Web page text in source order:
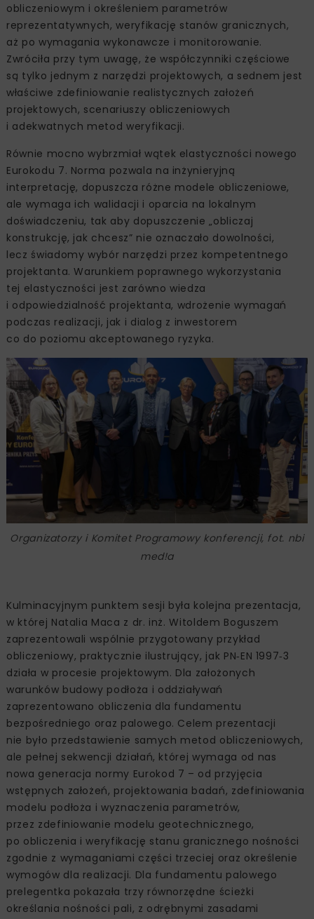
obliczeniowym i określeniem parametrów
reprezentatywnych, weryfikację stanów granicznych,
aż po wymagania wykonawcze i monitorowanie.
Zwróciła przy tym uwagę, że współczynniki częściowe
są tylko jednym z narzędzi projektowych, a sednem jest
właściwe zdefiniowanie realistycznych założeń
projektowych, scenariuszy obliczeniowych
i adekwatnych metod weryfikacji.
Równie mocno wybrzmiał wątek elastyczności nowego
Eurokodu 7. Norma pozwala na inżynieryjną
interpretację, dopuszcza różne modele obliczeniowe,
ale wymaga ich walidacji i oparcia na lokalnym
doświadczeniu, tak aby dopuszczenie „obliczaj
konstrukcję, jak chcesz” nie oznaczało dowolności,
lecz świadomy wybór narzędzi przez kompetentnego
projektanta. Warunkiem poprawnego wykorzystania
tej elastyczności jest zarówno wiedza
i odpowiedzialność projektanta, wdrożenie wymagań
podczas realizacji, jak i dialog z inwestorem
co do poziomu akceptowanego ryzyka.
Organizatorzy i Komitet Programowy konferencji, fot. nbi
med!a
Kulminacyjnym punktem sesji była kolejna prezentacja,
w której Natalia Maca z dr. inż. Witoldem Boguszem
zaprezentowali wspólnie przygotowany przykład
obliczeniowy, praktycznie ilustrujący, jak PN‑EN 1997‑3
działa w procesie projektowym. Dla założonych
warunków budowy podłoża i oddziaływań
zaprezentowano obliczenia dla fundamentu
bezpośredniego oraz palowego. Celem prezentacji
nie było przedstawienie samych metod obliczeniowych,
ale pełnej sekwencji działań, której wymaga od nas
nowa generacja normy Eurokod 7 – od przyjęcia
wstępnych założeń, projektowania badań, zdefiniowania
modelu podłoża i wyznaczenia parametrów,
przez zdefiniowanie modelu geotechnicznego,
po obliczenia i weryfikację stanu granicznego nośności
zgodnie z wymaganiami części trzeciej oraz określenie
wymogów dla realizacji. Dla fundamentu palowego
prelegentka pokazała trzy równorzędne ścieżki
określania nośności pali, z odrębnymi zasadami